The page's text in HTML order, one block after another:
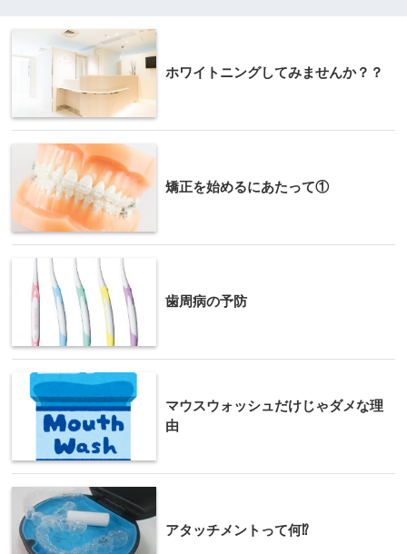
ホワイトニングしてみませんか？？
矯正を始めるにあたって①
歯周病の予防
マウスウォッシュだけじゃダメな理
由
アタッチメントって何⁉